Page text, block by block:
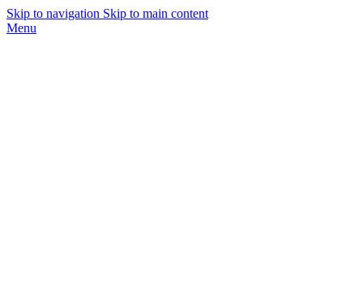
Skip to navigation Skip to main content
Menu